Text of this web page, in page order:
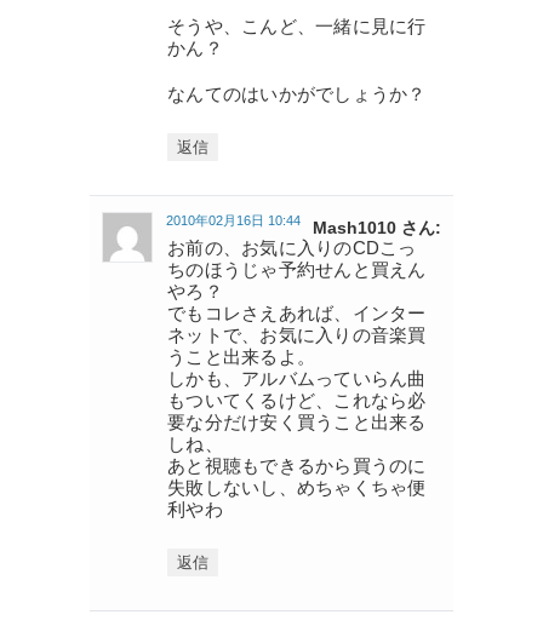
そうや、こんど、一緒に見に行
かん？
なんてのはいかがでしょうか？
返信
Mash1010 さん:
2010年02月16日 10:44
お前の、お気に入りのCDこっ
ちのほうじゃ予約せんと買えん
やろ？
でもコレさえあれば、インター
ネットで、お気に入りの音楽買
うこと出来るよ。
しかも、アルバムっていらん曲
もついてくるけど、これなら必
要な分だけ安く買うこと出来る
しね、
あと視聴もできるから買うのに
失敗しないし、めちゃくちゃ便
利やわ
返信